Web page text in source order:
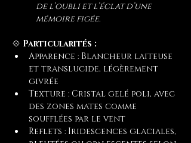
de l’oubli et l’éclat d’une
mémoire figée.
💠 Particularités :
Apparence : Blancheur laiteuse
et translucide, légèrement
givrée
Texture : Cristal gelé poli, avec
des zones mates comme
soufflées par le vent
Reflets : Iridescences glaciales,